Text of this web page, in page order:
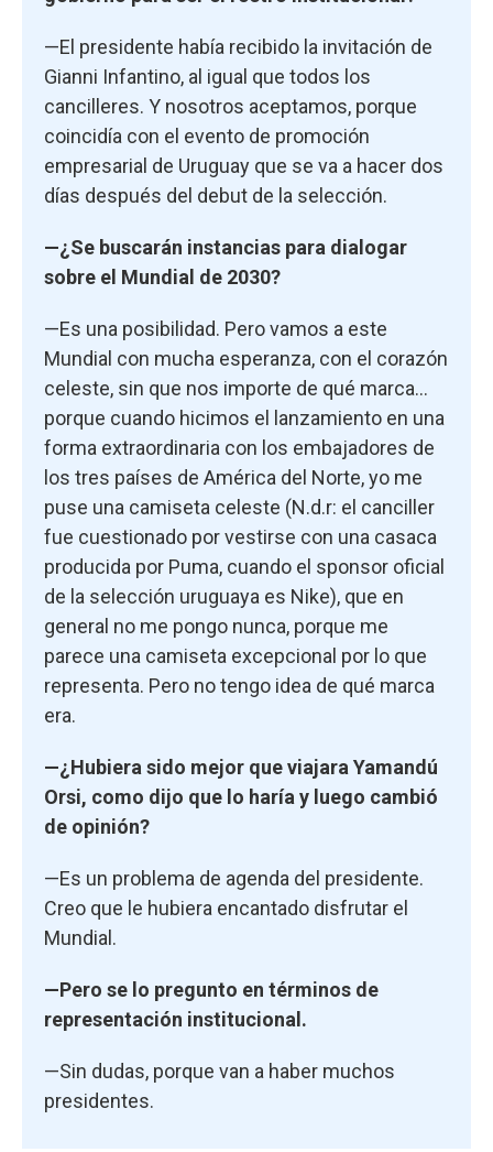
—El presidente había recibido la invitación de
Gianni Infantino, al igual que todos los
cancilleres. Y nosotros aceptamos, porque
coincidía con el evento de promoción
empresarial de Uruguay que se va a hacer dos
días después del debut de la selección.
—¿Se buscarán instancias para dialogar
sobre el Mundial de 2030?
—Es una posibilidad. Pero vamos a este
Mundial con mucha esperanza, con el corazón
celeste, sin que nos importe de qué marca...
porque cuando hicimos el lanzamiento en una
forma extraordinaria con los embajadores de
los tres países de América del Norte, yo me
puse una camiseta celeste (N.d.r: el canciller
fue cuestionado por vestirse con una casaca
producida por Puma, cuando el sponsor oficial
de la selección uruguaya es Nike), que en
general no me pongo nunca, porque me
parece una camiseta excepcional por lo que
representa. Pero no tengo idea de qué marca
era.
—¿Hubiera sido mejor que viajara Yamandú
Orsi, como dijo que lo haría y luego cambió
de opinión?
—Es un problema de agenda del presidente.
Creo que le hubiera encantado disfrutar el
Mundial.
—Pero se lo pregunto en términos de
representación institucional.
—Sin dudas, porque van a haber muchos
presidentes.